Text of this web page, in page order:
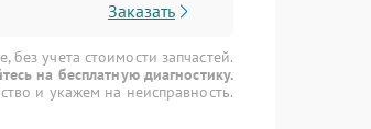
Заказать
учета стоимости запчастей.
на бесплатную диагностику.
и укажем на неисправность.